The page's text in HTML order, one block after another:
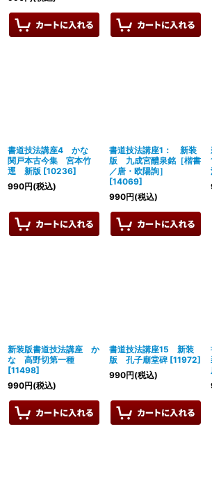
書道技法講座4 かな
関戸本古今集 宮本竹
逕 新版 [10236]
990円(税込)
書道技法講座1： 新装
版 九成宮醴泉銘［楷書
／唐・欧陽詢］
[14069]
990円(税込)
新装版書道技法講座 か
な 高野切第一種
[11498]
990円(税込)
書道技法講座15 新装
版 孔子廟堂碑 [11972]
990円(税込)